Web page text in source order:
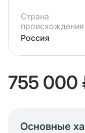
Страна
происхождения
Россия
755 000
Основные